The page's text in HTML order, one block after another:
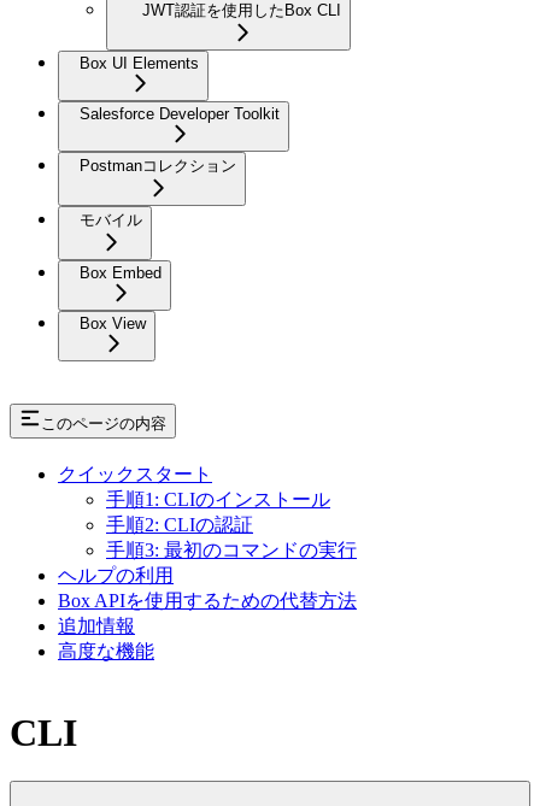
JWT認証を使用したBox CLI
Box UI Elements
Salesforce Developer Toolkit
Postmanコレクション
モバイル
Box Embed
Box View
このページの内容
クイックスタート
手順1: CLIのインストール
手順2: CLIの認証
手順3: 最初のコマンドの実行
ヘルプの利用
Box APIを使用するための代替方法
追加情報
高度な機能
CLI